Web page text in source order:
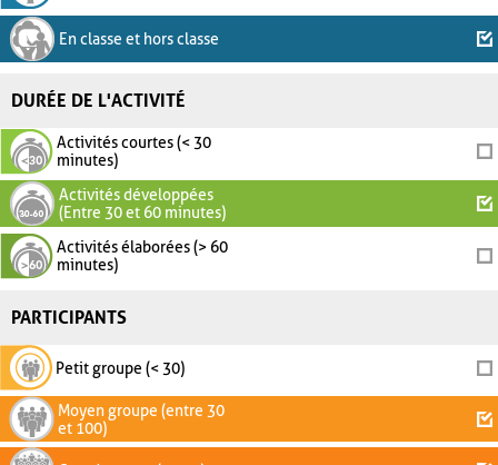
En classe et hors classe
DURÉE DE L'ACTIVITÉ
Activités courtes (< 30
minutes)
Activités développées
(Entre 30 et 60 minutes)
Activités élaborées (> 60
minutes)
PARTICIPANTS
Petit groupe (< 30)
Moyen groupe (entre 30
et 100)